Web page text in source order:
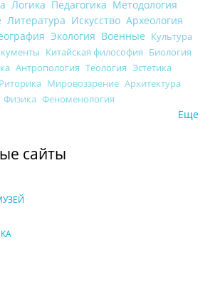
Логика Педагогика Методология
Литература Искусство Археология
Экология Военные Культура
Китайская философия Биология
Антропология Теология Эстетика
Риторика Мировоззрение Архитектура
Физика Феноменология
Еще
сайты